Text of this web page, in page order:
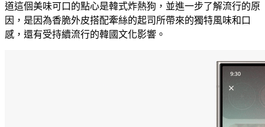
道這個美味可口的點心是韓式炸熱狗，並進一步了解流行的原
因，是因為香脆外皮搭配牽絲的起司所帶來的獨特風味和口
感，還有受持續流行的韓國文化影響。